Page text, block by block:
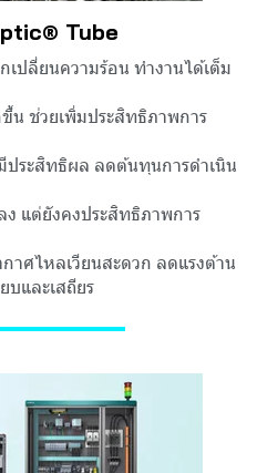
Tube
เปลี่ยนความร้อน ทำงานได้เต็ม
น ช่วยเพิ่มประสิทธิภาพการ
ประสิทธิผล ลดต้นทุนการดำเนิน
ง แต่ยังคงประสิทธิภาพการ
าศไหลเวียนสะดวก ลดแรงต้าน
บและเสถียร